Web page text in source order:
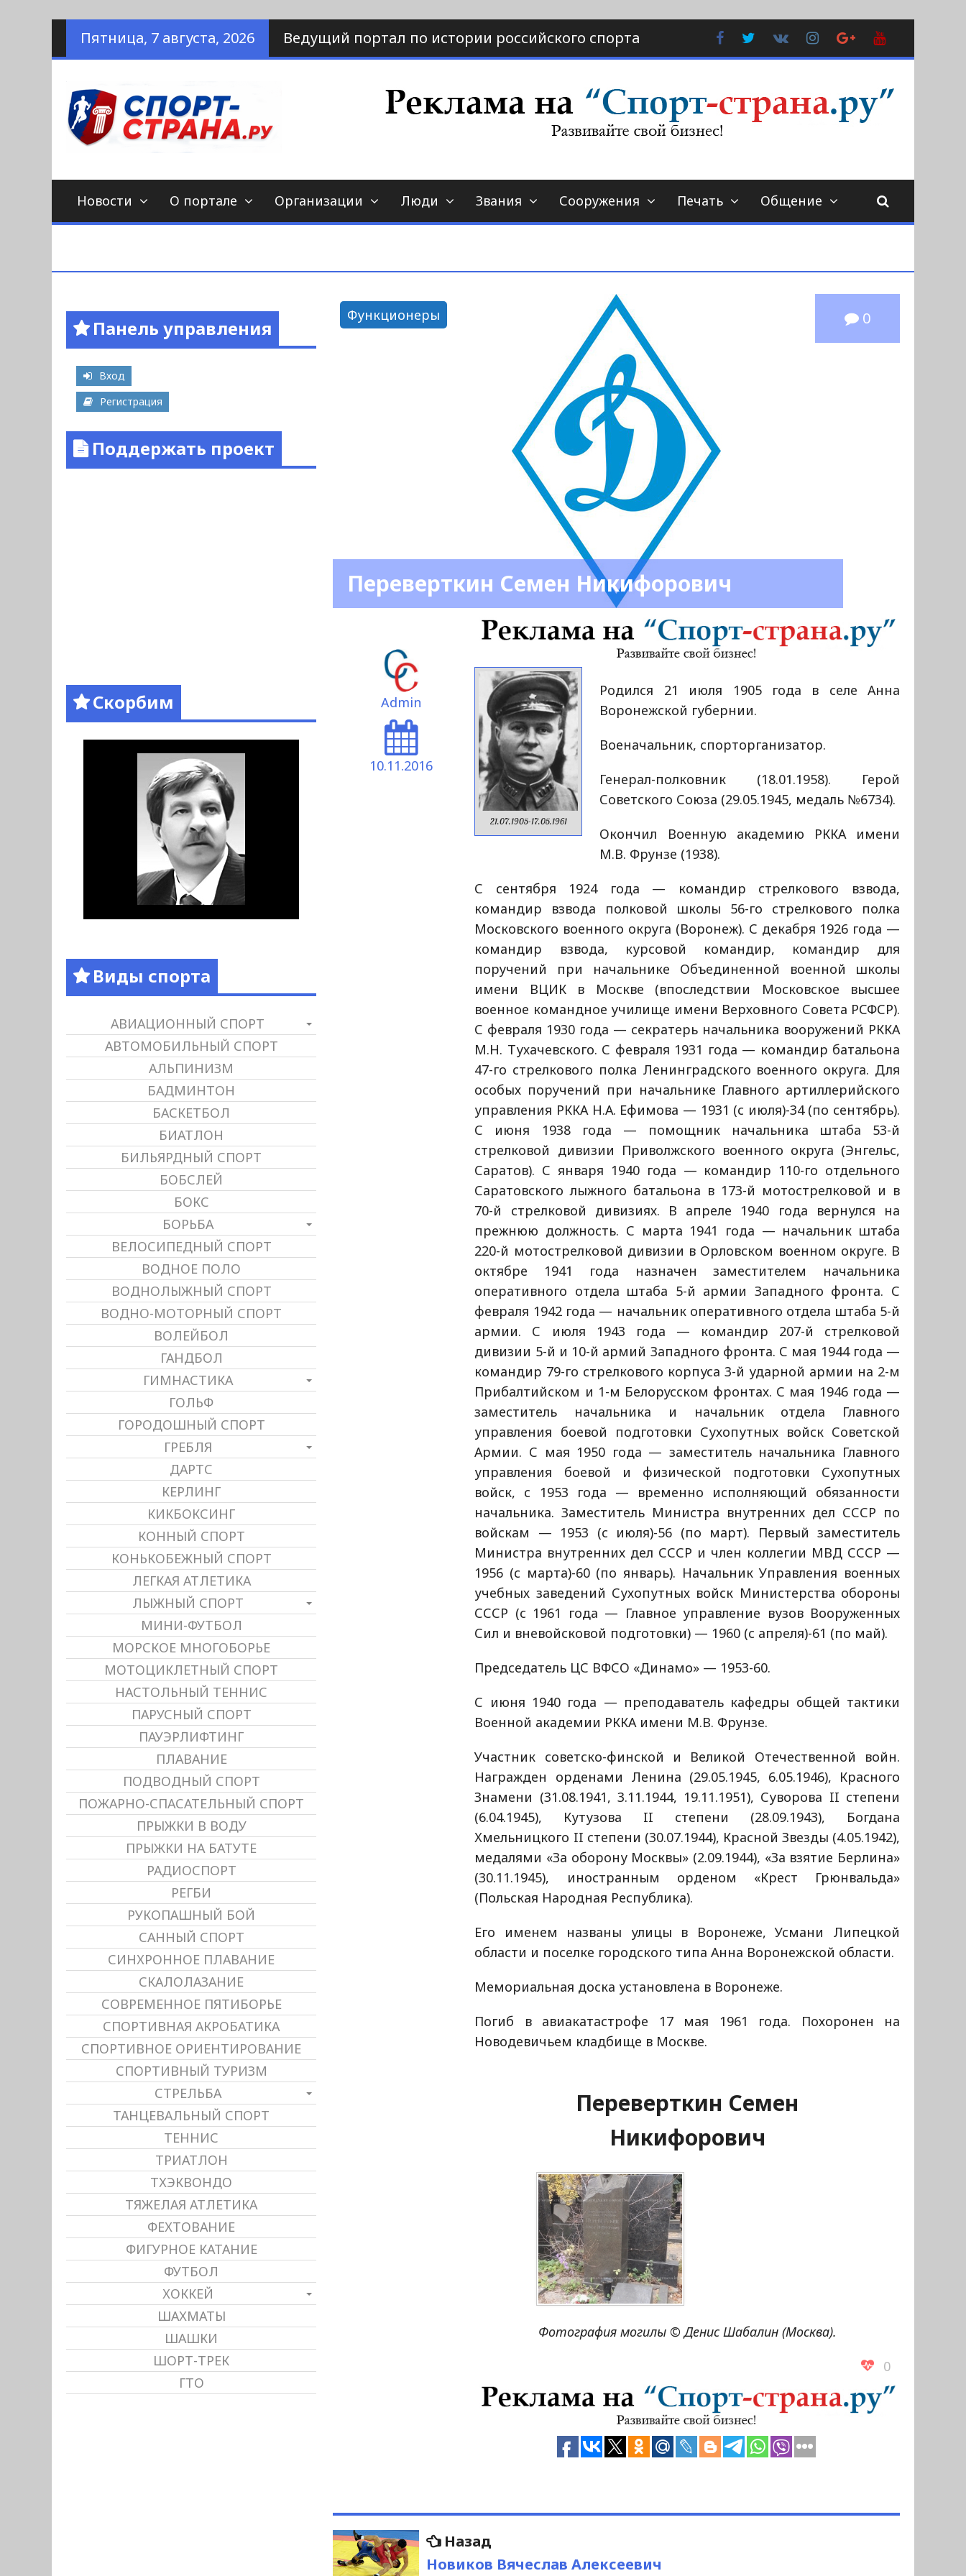
НаверхПятница, 7 августа, 2026 Ведущий портал по истории российского спорта FacebookTwitter
Контакте
Instagram
Google
Plus
Спорт-страна.ру
портал по истории спорта
Новости О портале Организации Люди Звания Сооружения Печать Общение
Функционеры 0
Переверткин Семен Никифорович
Admin
10.11.2016
21.07.1905-17.05.1961
Родился 21 июля 1905 года в селе Анна
Воронежской губернии.
Военачальник, спорторганизатор.
Генерал-полковник (18.01.1958). Герой
Советского Союза (29.05.1945, медаль №6734).
Окончил Военную академию РККА имени
М.В. Фрунзе (1938).
С сентября 1924 года — командир стрелкового взвода,
командир взвода полковой школы 56-го стрелкового полка
Московского военного округа (Воронеж). С декабря 1926 года —
командир взвода, курсовой командир, командир для
поручений при начальнике Объединенной военной школы
имени ВЦИК в Москве (впоследствии Московское высшее
военное командное училище имени Верховного Совета РСФСР).
С февраля 1930 года — секратерь начальника вооружений РККА
М.Н. Тухачевского. С февраля 1931 года — командир батальона
47-го стрелкового полка Ленинградского военного округа. Для
особых поручений при начальнике Главного артиллерийского
управления РККА Н.А. Ефимова — 1931 (с июля)-34 (по сентябрь).
С июня 1938 года — помощник начальника штаба 53-й
стрелковой дивизии Приволжского военного округа (Энгельс,
Саратов). С января 1940 года — командир 110-го отдельного
Саратовского лыжного батальона в 173-й мотострелковой и в
70-й стрелковой дивизиях. В апреле 1940 года вернулся на
прежнюю должность. С марта 1941 года — начальник штаба
220-й мотострелковой дивизии в Орловском военном округе. В
октябре 1941 года назначен заместителем начальника
оперативного отдела штаба 5-й армии Западного фронта. С
февраля 1942 года — начальник оперативного отдела штаба 5-й
армии. С июля 1943 года — командир 207-й стрелковой
дивизии 5-й и 10-й армий Западного фронта. С мая 1944 года —
командир 79-го стрелкового корпуса 3-й ударной армии на 2-м
Прибалтийском и 1-м Белорусском фронтах. С мая 1946 года —
заместитель начальника и начальник отдела Главного
управления боевой подготовки Сухопутных войск Советской
Армии. С мая 1950 года — заместитель начальника Главного
управления боевой и физической подготовки Сухопутных
войск, с 1953 года — временно исполняющий обязанности
начальника. Заместитель Министра внутренних дел СССР по
войскам — 1953 (с июля)-56 (по март). Первый заместитель
Министра внутренних дел СССР и член коллегии МВД СССР —
1956 (с марта)-60 (по январь). Начальник Управления военных
учебных заведений Сухопутных войск Министерства обороны
СССР (с 1961 года — Главное управление вузов Вооруженных
Сил и вневойсковой подготовки) — 1960 (с апреля)-61 (по май).
Председатель ЦС ВФСО «Динамо» — 1953-60.
С июня 1940 года — преподаватель кафедры общей тактики
Военной академии РККА имени М.В. Фрунзе.
Участник советско-финской и Великой Отечественной войн.
Награжден орденами Ленина (29.05.1945, 6.05.1946), Красного
Знамени (31.08.1941, 3.11.1944, 19.11.1951), Суворова II степени
(6.04.1945), Кутузова II степени (28.09.1943), Богдана
Хмельницкого II степени (30.07.1944), Красной Звезды (4.05.1942),
медалями «За оборону Москвы» (2.09.1944), «За взятие Берлина»
(30.11.1945), иностранным орденом «Крест Грюнвальда»
(Польская Народная Республика).
Его именем названы улицы в Воронеже, Усмани Липецкой
области и поселке городского типа Анна Воронежской области.
Мемориальная доска установлена в Воронеже.
Погиб в авиакатастрофе 17 мая 1961 года. Похоронен на
Новодевичьем кладбище в Москве.
Переверткин Семен
Никифорович
Фотография могилы © Денис Шабалин (Москва).
0
НавигацияНазад
запись:
Новиков Вячеслав Алексеевич
Панель управления
Вход
Регистрация
Поддержать проект
Скорбим
Виды спорта
АВИАЦИОННЫЙ СПОРТ
АВТОМОБИЛЬНЫЙ СПОРТ
АЛЬПИНИЗМ
БАДМИНТОН
БАСКЕТБОЛ
БИАТЛОН
БИЛЬЯРДНЫЙ СПОРТ
БОБСЛЕЙ
БОКС
БОРЬБА
ВЕЛОСИПЕДНЫЙ СПОРТ
ВОДНОЕ ПОЛО
ВОДНОЛЫЖНЫЙ СПОРТ
ВОДНО-МОТОРНЫЙ СПОРТ
ВОЛЕЙБОЛ
ГАНДБОЛ
ГИМНАСТИКА
ГОЛЬФ
ГОРОДОШНЫЙ СПОРТ
ГРЕБЛЯ
ДАРТС
КЕРЛИНГ
КИКБОКСИНГ
КОННЫЙ СПОРТ
КОНЬКОБЕЖНЫЙ СПОРТ
ЛЕГКАЯ АТЛЕТИКА
ЛЫЖНЫЙ СПОРТ
МИНИ-ФУТБОЛ
МОРСКОЕ МНОГОБОРЬЕ
МОТОЦИКЛЕТНЫЙ СПОРТ
НАСТОЛЬНЫЙ ТЕННИС
ПАРУСНЫЙ СПОРТ
ПАУЭРЛИФТИНГ
ПЛАВАНИЕ
ПОДВОДНЫЙ СПОРТ
ПОЖАРНО-СПАСАТЕЛЬНЫЙ СПОРТ
ПРЫЖКИ В ВОДУ
ПРЫЖКИ НА БАТУТЕ
РАДИОСПОРТ
РЕГБИ
РУКОПАШНЫЙ БОЙ
САННЫЙ СПОРТ
СИНХРОННОЕ ПЛАВАНИЕ
СКАЛОЛАЗАНИЕ
СОВРЕМЕННОЕ ПЯТИБОРЬЕ
СПОРТИВНАЯ АКРОБАТИКА
СПОРТИВНОЕ ОРИЕНТИРОВАНИЕ
СПОРТИВНЫЙ ТУРИЗМ
СТРЕЛЬБА
ТАНЦЕВАЛЬНЫЙ СПОРТ
ТЕННИС
ТРИАТЛОН
ТХЭКВОНДО
ТЯЖЕЛАЯ АТЛЕТИКА
ФЕХТОВАНИЕ
ФИГУРНОЕ КАТАНИЕ
ФУТБОЛ
ХОККЕЙ
ШАХМАТЫ
ШАШКИ
ШОРТ-ТРЕК
ГТО